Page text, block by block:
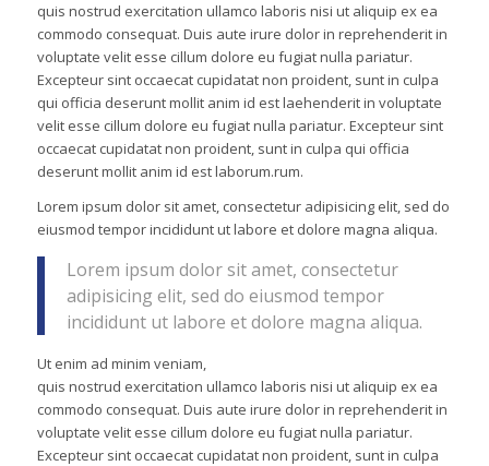
quis nostrud exercitation ullamco laboris nisi ut aliquip ex ea
commodo consequat. Duis aute irure dolor in reprehenderit in
voluptate velit esse cillum dolore eu fugiat nulla pariatur.
Excepteur sint occaecat cupidatat non proident, sunt in culpa
qui officia deserunt mollit anim id est laehenderit in voluptate
velit esse cillum dolore eu fugiat nulla pariatur. Excepteur sint
occaecat cupidatat non proident, sunt in culpa qui officia
deserunt mollit anim id est laborum.rum.
Lorem ipsum dolor sit amet, consectetur adipisicing elit, sed do
eiusmod tempor incididunt ut labore et dolore magna aliqua.
Lorem ipsum dolor sit amet, consectetur
adipisicing elit, sed do eiusmod tempor
incididunt ut labore et dolore magna aliqua.
Ut enim ad minim veniam,
quis nostrud exercitation ullamco laboris nisi ut aliquip ex ea
commodo consequat. Duis aute irure dolor in reprehenderit in
voluptate velit esse cillum dolore eu fugiat nulla pariatur.
Excepteur sint occaecat cupidatat non proident, sunt in culpa